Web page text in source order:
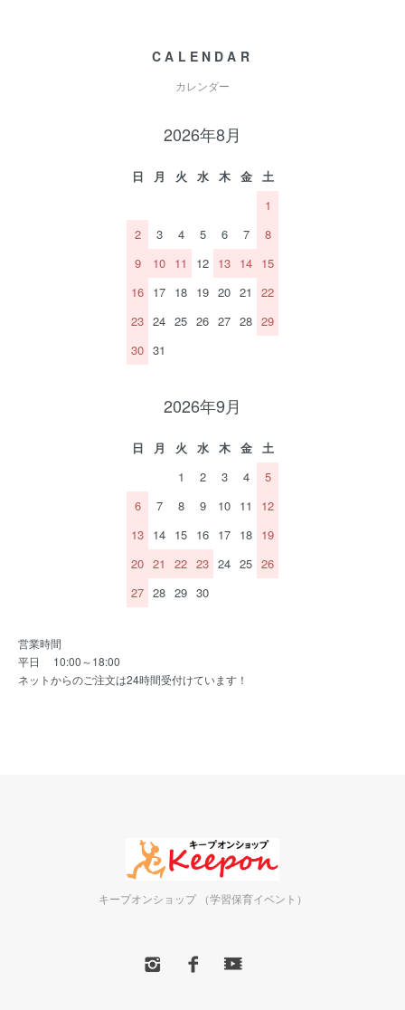
CALENDAR
カレンダー
2026年8月
日 月 火 水 木 金
土
1
2
3 4 5 6 7
8
9
10 11 12 13 14 15
16 17 18 19 20 21
22
23 24 25 26 27 28 29
30 31
2026年9月
日 月 火 水 木 金
土
1
2 3 4
5
6
7 8 9 10 11
12
13 14 15 16 17 18 19
20 21 22 23 24 25 26
27 28 29 30
営業時間
平日 10:00～18:00
ネットからのご注文は24時間受付けています！
キープオンショップ （学習保育イベント）